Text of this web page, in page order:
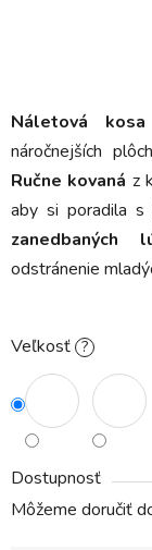
Náletová kosa
náročnejších
Ručne kovaná z
aby si poradila s
zanedbaných
odstránenie
Veľkosť ?
Dostupnosť
Môžeme doručiť